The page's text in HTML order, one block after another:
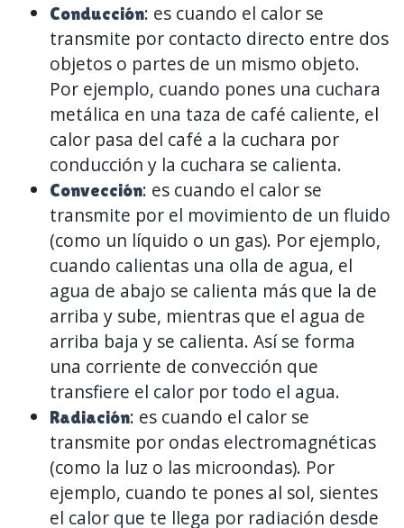
Conducción: es cuando el calor se
transmite por contacto directo entre dos
objetos o partes de un mismo objeto.
Por ejemplo, cuando pones una cuchara
metálica en una taza de café caliente, el
calor pasa del café a la cuchara por
conducción y la cuchara se calienta.
Convección: es cuando el calor se
transmite por el movimiento de un fluido
(como un líquido o un gas). Por ejemplo,
cuando calientas una olla de agua, el
agua de abajo se calienta más que la de
arriba y sube, mientras que el agua de
arriba baja y se calienta. Así se forma
una corriente de convección que
transfiere el calor por todo el agua.
Radiación: es cuando el calor se
transmite por ondas electromagnéticas
(como la luz o las microondas). Por
ejemplo, cuando te pones al sol, sientes
el calor que te llega por radiación desde